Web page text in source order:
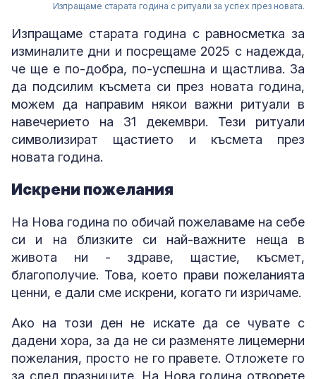
Изпращаме старата година с ритуали за успех през новата.
Изпращаме старата година с равносметка за
изминалите дни и посрещаме 2025 с надежда,
че ще е по-добра, по-успешна и щастлива. За
да подсилим късмета си през новата година,
можем да направим някои важни ритуали в
навечерието на 31 декември. Тези ритуали
символизират щастието и късмета през
новата година.
Искрени пожелания
На Нова година по обичай пожелаваме на себе
си и на близките си най-важните неща в
живота ни - здраве, щастие, късмет,
благополучие. Това, което прави пожеланията
ценни, е дали сме искрени, когато ги изричаме.
Ако на този ден не искате да се чувате с
дадени хора, за да не си разменяте лицемерни
пожелания, просто не го правете. Отложете го
за след празниците. На Нова година отворете